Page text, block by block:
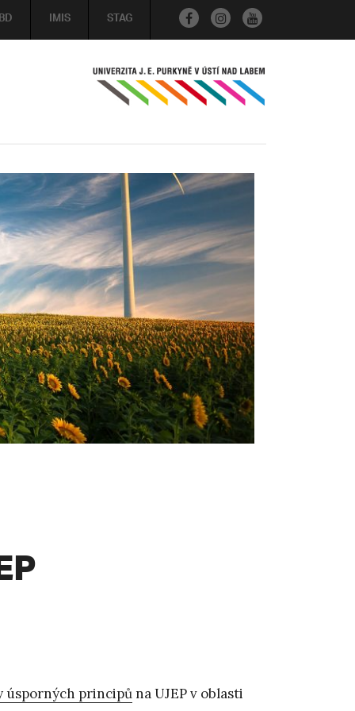
IMIS STAG
úsporných principůna UJEP v oblasti